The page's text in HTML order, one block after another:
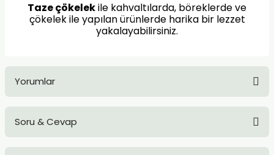
Taze çökelekile kahvaltılarda, böreklerde ve
çökelek ile yapılan ürünlerde harika bir lezzet
yakalayabilirsiniz.
Yorumlar
Soru & Cevap